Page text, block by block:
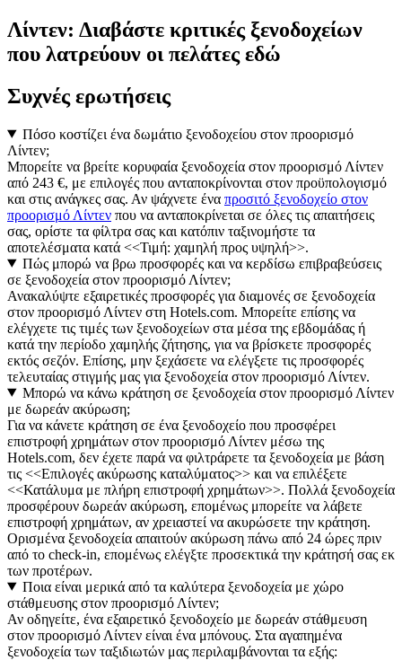
Λίντεν: Διαβάστε κριτικές ξενοδοχείων
που λατρεύουν οι πελάτες εδώ
Συχνές ερωτήσεις
Πόσο κοστίζει ένα δωμάτιο ξενοδοχείου στον προορισμό
Λίντεν;
Μπορείτε να βρείτε κορυφαία ξενοδοχεία στον προορισμό Λίντεν
από 243 €, με επιλογές που ανταποκρίνονται στον προϋπολογισμό
και στις ανάγκες σας. Αν ψάχνετε ένα προσιτό ξενοδοχείο στον
προορισμό Λίντεν που να ανταποκρίνεται σε όλες τις απαιτήσεις
σας, ορίστε τα φίλτρα σας και κατόπιν ταξινομήστε τα
αποτελέσματα κατά <<Τιμή: χαμηλή προς υψηλή>>.
Πώς μπορώ να βρω προσφορές και να κερδίσω επιβραβεύσεις
σε ξενοδοχεία στον προορισμό Λίντεν;
Ανακαλύψτε εξαιρετικές προσφορές για διαμονές σε ξενοδοχεία
στον προορισμό Λίντεν στη Hotels.com. Μπορείτε επίσης να
ελέγχετε τις τιμές των ξενοδοχείων στα μέσα της εβδομάδας ή
κατά την περίοδο χαμηλής ζήτησης, για να βρίσκετε προσφορές
εκτός σεζόν. Επίσης, μην ξεχάσετε να ελέγξετε τις προσφορές
τελευταίας στιγμής μας για ξενοδοχεία στον προορισμό Λίντεν.
Μπορώ να κάνω κράτηση σε ξενοδοχεία στον προορισμό Λίντεν
με δωρεάν ακύρωση;
Για να κάνετε κράτηση σε ένα ξενοδοχείο που προσφέρει
επιστροφή χρημάτων στον προορισμό Λίντεν μέσω της
Hotels.com, δεν έχετε παρά να φιλτράρετε τα ξενοδοχεία με βάση
τις <<Επιλογές ακύρωσης καταλύματος>> και να επιλέξετε
<<Κατάλυμα με πλήρη επιστροφή χρημάτων>>. Πολλά ξενοδοχεία
προσφέρουν δωρεάν ακύρωση, επομένως μπορείτε να λάβετε
επιστροφή χρημάτων, αν χρειαστεί να ακυρώσετε την κράτηση.
Ορισμένα ξενοδοχεία απαιτούν ακύρωση πάνω από 24 ώρες πριν
από το check-in, επομένως ελέγξτε προσεκτικά την κράτησή σας εκ
των προτέρων.
Ποια είναι μερικά από τα καλύτερα ξενοδοχεία με χώρο
στάθμευσης στον προορισμό Λίντεν;
Αν οδηγείτε, ένα εξαιρετικό ξενοδοχείο με δωρεάν στάθμευση
στον προορισμό Λίντεν είναι ένα μπόνους. Στα αγαπημένα
ξενοδοχεία των ταξιδιωτών μας περιλαμβάνονται τα εξής: